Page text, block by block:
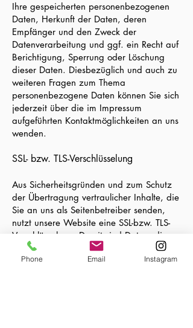
Ihre gespeicherten personenbezogenen
Daten, Herkunft der Daten, deren
Empfänger und den Zweck der
Datenverarbeitung und ggf. ein Recht auf
Berichtigung, Sperrung oder Löschung
dieser Daten. Diesbezüglich und auch zu
weiteren Fragen zum Thema
personenbezogene Daten können Sie sich
jederzeit über die im Impressum
aufgeführten Kontaktmöglichkeiten an uns
wenden.
SSL- bzw. TLS-Verschlüsselung
Aus Sicherheitsgründen und zum Schutz
der Übertragung vertraulicher Inhalte, die
Sie an uns als Seitenbetreiber senden,
nutzt unsere Website eine SSL-bzw. TLS-
Verschlüsselung. Damit sind Daten, die
Sie über diese Website übermitteln, für
Dritte nicht mitlesbar. Sie erkennen eine
Phone Email Instagram